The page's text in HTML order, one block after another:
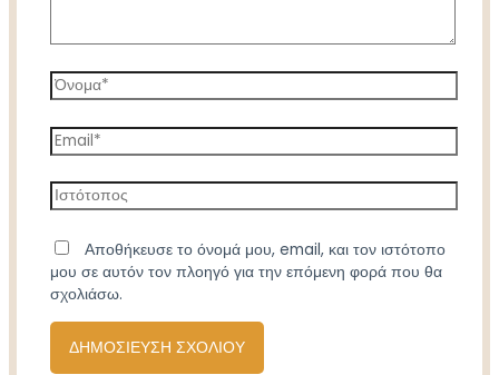
Όνομα*
Email*
Ιστότοπος
Αποθήκευσε το όνομά μου, email, και τον ιστότοπο
μου σε αυτόν τον πλοηγό για την επόμενη φορά που θα
σχολιάσω.